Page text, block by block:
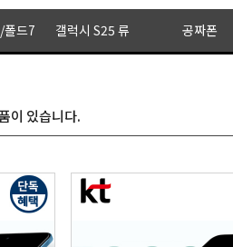
폴드7 갤럭시 S25 류 공짜폰
이 있습니다.